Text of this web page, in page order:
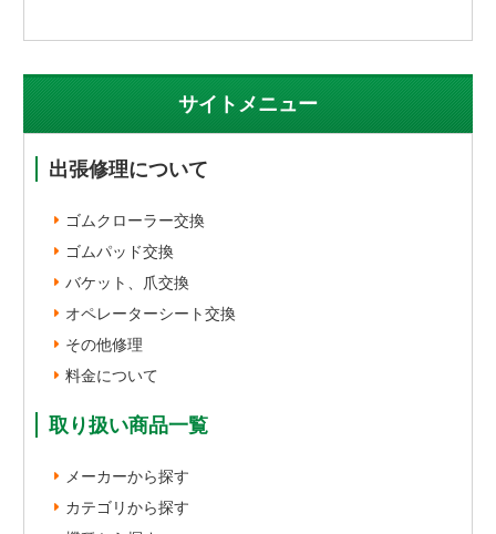
サイトメニュー
出張修理について
ゴムクローラー交換
ゴムパッド交換
バケット、爪交換
オペレーターシート交換
その他修理
料金について
取り扱い商品一覧
メーカーから探す
カテゴリから探す